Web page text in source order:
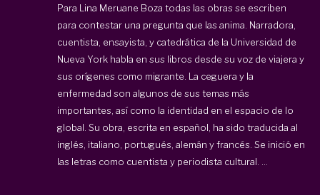
Para Lina Meruane Boza todas las obras se escriben
para contestar una pregunta que las anima. Narradora,
cuentista, ensayista, y catedrática de la Universidad de
Nueva York habla en sus libros desde su voz de viajera y
sus orígenes como migrante. La ceguera y la
enfermedad son algunos de sus temas más
importantes, así como la identidad en el espacio de lo
global. Su obra, escrita en español, ha sido traducida al
inglés, italiano, portugués, alemán y francés. Se inició en
las letras como cuentista y periodista cultural. ...